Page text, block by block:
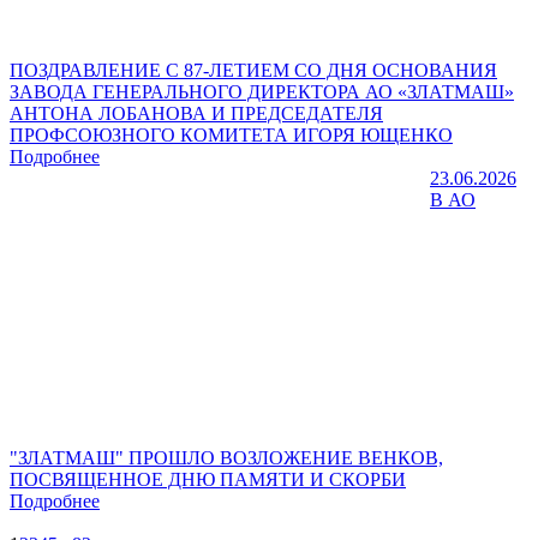
ПОЗДРАВЛЕНИЕ С 87-ЛЕТИЕМ СО ДНЯ ОСНОВАНИЯ
ЗАВОДА ГЕНЕРАЛЬНОГО ДИРЕКТОРА АО «ЗЛАТМАШ»
АНТОНА ЛОБАНОВА И ПРЕДСЕДАТЕЛЯ
ПРОФСОЮЗНОГО КОМИТЕТА ИГОРЯ ЮЩЕНКО
Подробнее
23.06.2026
В АО
"ЗЛАТМАШ" ПРОШЛО ВОЗЛОЖЕНИЕ ВЕНКОВ,
ПОСВЯЩЕННОЕ ДНЮ ПАМЯТИ И СКОРБИ
Подробнее